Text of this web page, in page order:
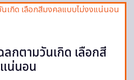
ลกตามวันเกิด เลือกสี
น่นอน